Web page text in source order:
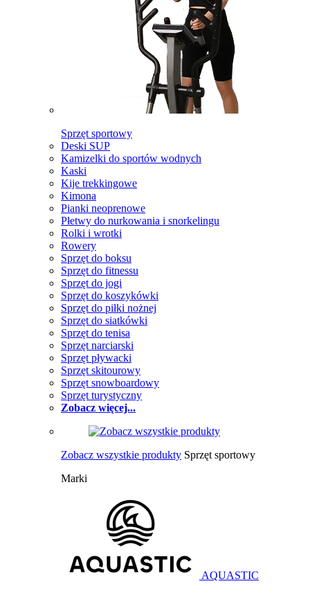
Sprzęt sportowy
Deski SUP
Kamizelki do sportów wodnych
Kaski
Kije trekkingowe
Kimona
Pianki neoprenowe
Płetwy do nurkowania i snorkelingu
Rolki i wrotki
Rowery
Sprzęt do boksu
Sprzęt do fitnessu
Sprzęt do jogi
Sprzęt do koszykówki
Sprzęt do piłki nożnej
Sprzęt do siatkówki
Sprzęt do tenisa
Sprzęt narciarski
Sprzęt pływacki
Sprzęt skitourowy
Sprzęt snowboardowy
Sprzęt turystyczny
Zobacz więcej...
Zobacz wszystkie produkty Sprzęt sportowy
Marki
AQUASTIC